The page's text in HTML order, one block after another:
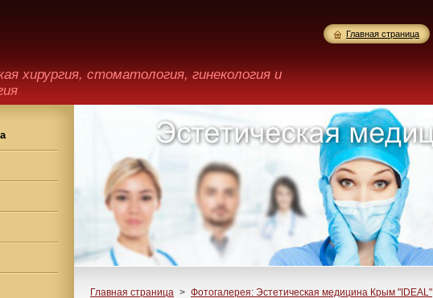
хирургия, стоматология, гинекология и
Главная страница > Фотогалерея: Эстетическая медицина Крым "IDEAL"
Главная страница